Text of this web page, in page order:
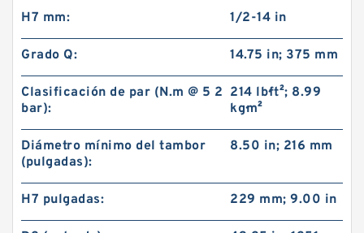
H7 mm: 1/2-14 in
Grado Q: 14.75 in; 375 mm
Clasificación de par (N.m @ 5 2
bar):
214 lb·ft²; 8.99
kg·m²
Diámetro mínimo del tambor
(pulgadas):
8.50 in; 216 mm
H7 pulgadas: 229 mm; 9.00 in